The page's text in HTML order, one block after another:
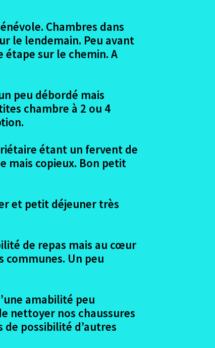
Chambres dans
le lendemain. Peu avant
étape sur le chemin. A
peu débordé mais
chambre à 2 ou 4
étant un fervent de
mais copieux. Bon petit
et petit déjeuner très
de repas mais au cœur
Un peu
amabilité peu
nettoyer nos chaussures
possibilité d’autres